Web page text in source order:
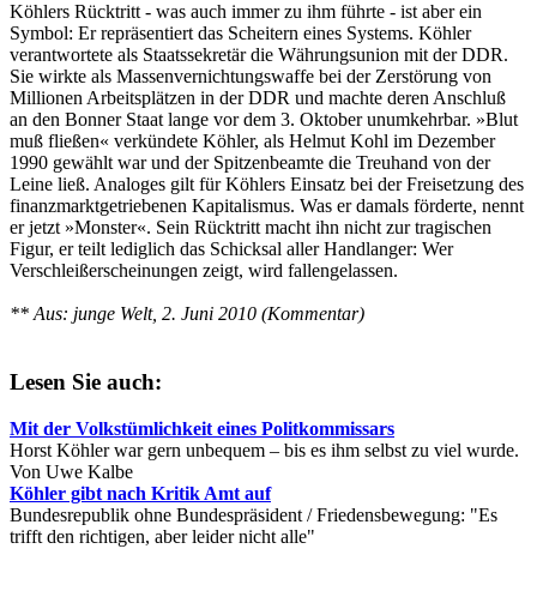
Köhlers Rücktritt - was auch immer zu ihm führte - ist aber ein
Symbol: Er repräsentiert das Scheitern eines Systems. Köhler
verantwortete als Staatssekretär die Währungsunion mit der DDR.
Sie wirkte als Massenvernichtungswaffe bei der Zerstörung von
Millionen Arbeitsplätzen in der DDR und machte deren Anschluß
an den Bonner Staat lange vor dem 3. Oktober unumkehrbar. »Blut
muß fließen« verkündete Köhler, als Helmut Kohl im Dezember
1990 gewählt war und der Spitzenbeamte die Treuhand von der
Leine ließ. Analoges gilt für Köhlers Einsatz bei der Freisetzung des
finanzmarktgetriebenen Kapitalismus. Was er damals förderte, nennt
er jetzt »Monster«. Sein Rücktritt macht ihn nicht zur tragischen
Figur, er teilt lediglich das Schicksal aller Handlanger: Wer
Verschleißerscheinungen zeigt, wird fallengelassen.
** Aus: junge Welt, 2. Juni 2010 (Kommentar)
Lesen Sie auch:
Mit der Volkstümlichkeit eines Politkommissars
Horst Köhler war gern unbequem – bis es ihm selbst zu viel wurde.
Von Uwe Kalbe
Köhler gibt nach Kritik Amt auf
Bundesrepublik ohne Bundespräsident / Friedensbewegung: "Es
trifft den richtigen, aber leider nicht alle"